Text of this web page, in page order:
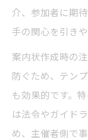
介、参加者に期
手の関心を引きや
案内状作成時の
防ぐため、テン
も効果的です。
は法令やガイド
め、主催者側で